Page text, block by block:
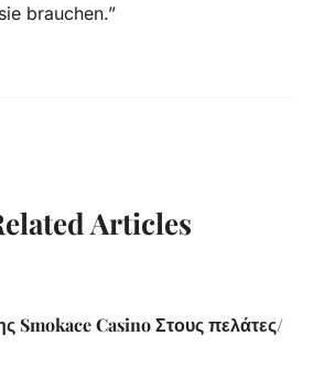
brauchen.”
Articles
Smokace Casino Στους πελάτες/